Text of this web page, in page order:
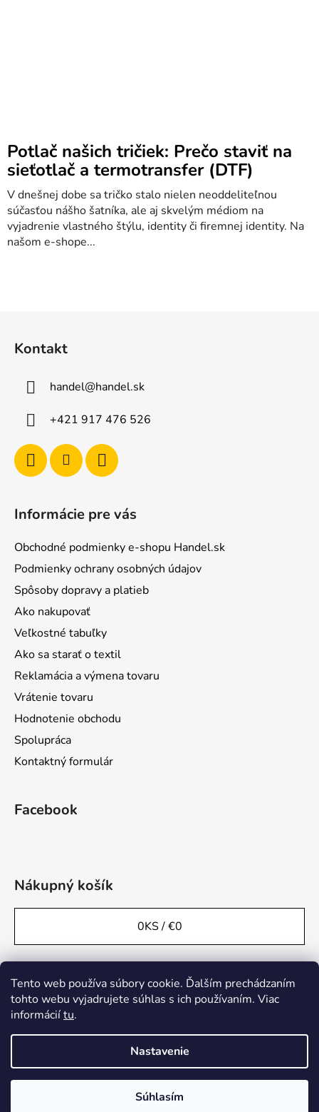
Tento web používa súbory cookie. Ďalším prechádzaním
tohto webu vyjadrujete súhlas s ich používaním. Viac
informáciítu.
Nastavenie
Súhlasím
Potlač našich tričiek: Prečo staviť na
sieťotlač a termotransfer (DTF)
V dnešnej dobe sa tričko stalo nielen neoddeliteľnou
súčasťou nášho šatníka, ale aj skvelým médiom na
vyjadrenie vlastného štýlu, identity či firemnej identity. Na
našom e-shope...
Kontakt
handel@handel.sk
+421 917 476 526
Informácie pre vás
Obchodné podmienky e-shopu Handel.sk
Podmienky ochrany osobných údajov
Spôsoby dopravy a platieb
Ako nakupovať
Veľkostné tabuľky
Ako sa starať o textil
Reklamácia a výmena tovaru
Vrátenie tovaru
Hodnotenie obchodu
Spolupráca
Kontaktný formulár
Facebook
Nákupný košík
0KS /€0
Vytvoril Shoptet